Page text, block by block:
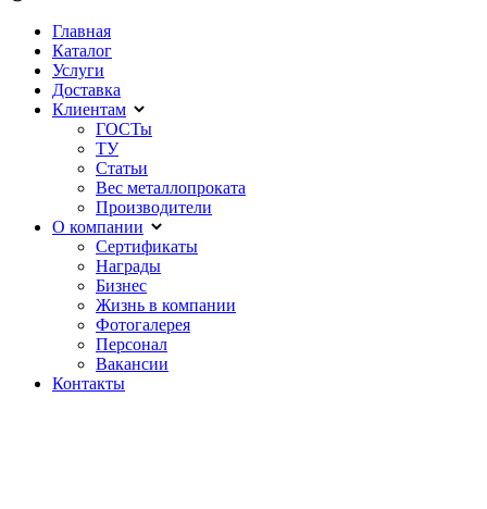
Главная
Каталог
Услуги
Доставка
Клиентам
ГОСТы
ТУ
Статьи
Вес металлопроката
Производители
О компании
Сертификаты
Награды
Бизнес
Жизнь в компании
Фотогалерея
Персонал
Вакансии
Контакты